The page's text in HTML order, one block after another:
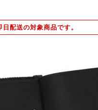
アプリサービス終了のお知らせ
配送の対象商品です。